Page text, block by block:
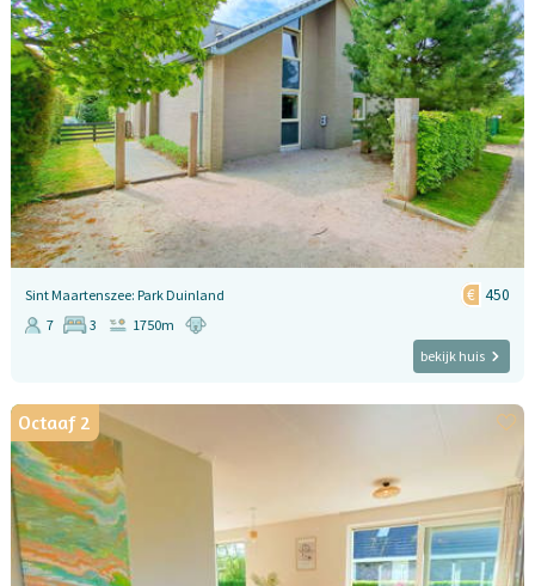
Sint Maartenszee: Park Duinland 450
7 3
1750m
bekijk huis
Octaaf 2